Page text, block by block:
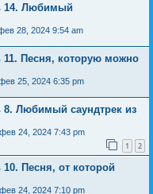
14. Любимый
28, 2024 9:54 am
Песня, которую можно
25, 2024 6:35 pm
Любимый саундтрек из
24, 2024 7:43 pm
1 2
Песня, от которой
24, 2024 7:10 pm